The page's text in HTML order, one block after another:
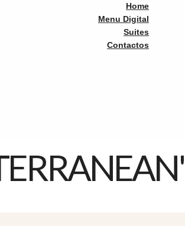
Home
Menu Digital
Suites
Contactos